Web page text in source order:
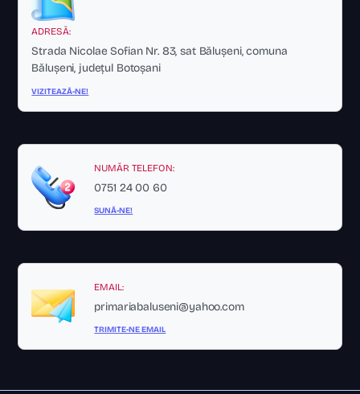
ADRESĂ:
Strada Nicolae Sofian Nr. 83, sat Bălușeni, comuna
Bălușeni, județul Botoșani
VIZITEAZĂ-NE!
NUMĂR TELEFON:
0751 24 00 60
SUNĂ-NE!
EMAIL:
primariabaluseni@yahoo.com
TRIMITE-NE EMAIL